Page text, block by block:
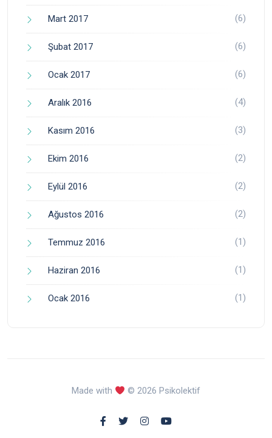
Mart 2017 (6)
Şubat 2017 (6)
Ocak 2017 (6)
Aralık 2016 (4)
Kasım 2016 (3)
Ekim 2016 (2)
Eylül 2016 (2)
Ağustos 2016 (2)
Temmuz 2016 (1)
Haziran 2016 (1)
Ocak 2016 (1)
Made with © 2026 Psikolektif